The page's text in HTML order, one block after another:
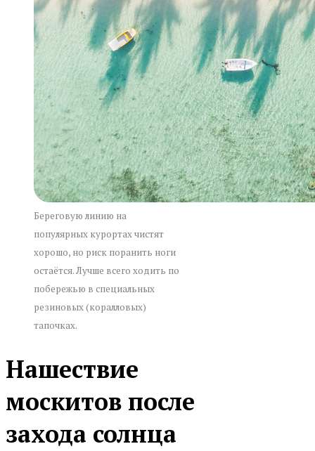
Береговую линию на
популярных курортах чистят
хорошо, но риск поранить ноги
остаётся. Лучше всего ходить по
побережью в специальных
резиновых (коралловых)
тапочках.
Нашествие
москитов после
захода солнца